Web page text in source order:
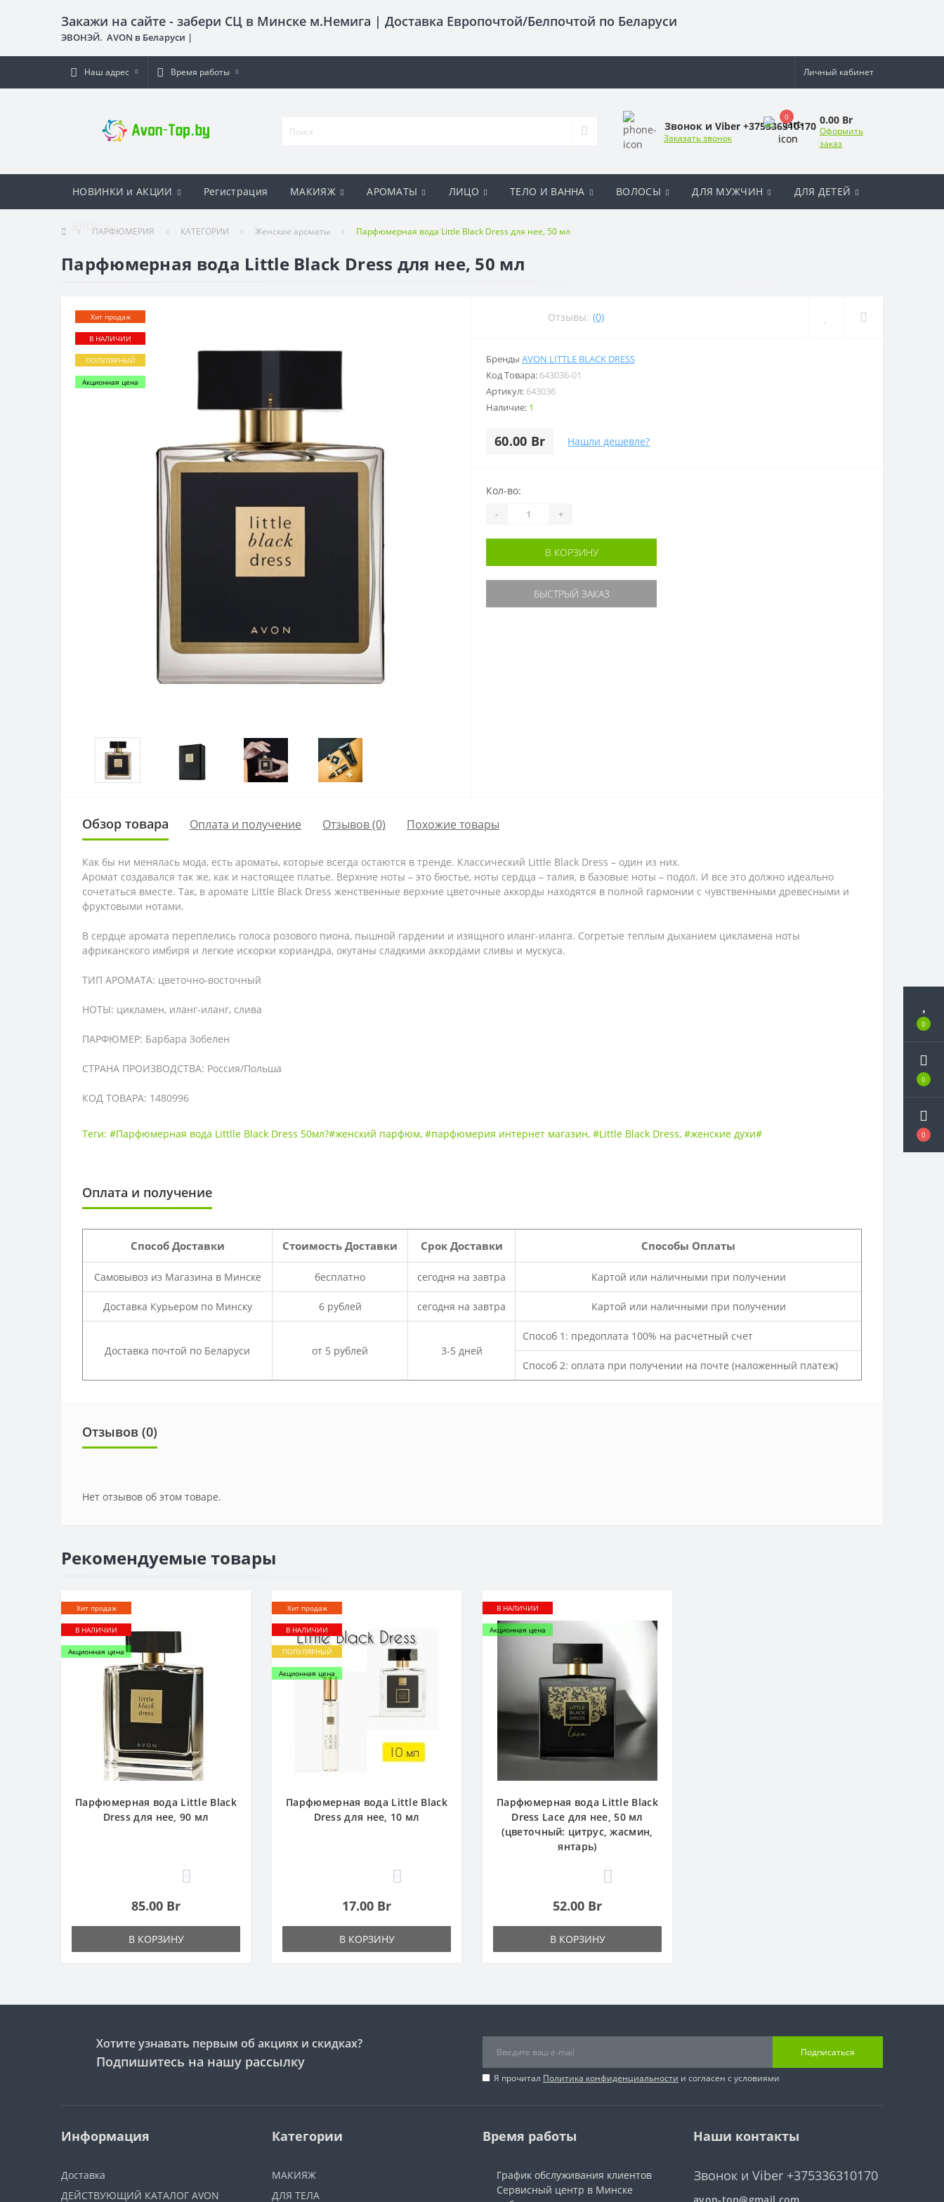
0
0
0
Закажи на сайте - забери СЦ в Минске м.Немига | Доставка Европочтой/Белпочтой по Беларуси
ЭВОНЭЙ. AVON в Беларуси |
Наш адрес Время работы Личный кабинет
Звонок и Viber +375336310170
Заказать звонок
0 0.00 Br
Оформить
заказ
НОВИНКИ и АКЦИИ Регистрация МАКИЯЖ АРОМАТЫ ЛИЦО ТЕЛО И ВАННА ВОЛОСЫ ДЛЯ МУЖЧИН ДЛЯ ДЕТЕЙ
БЛОГПАРФЮМЕРИЯ КАТЕГОРИИ Женские ароматы Парфюмерная вода Little Black Dress для нее, 50 мл
Парфюмерная вода Little Black Dress для нее, 50 мл
Хит продаж
В НАЛИЧИИ
ПОПУЛЯРНЫЙ
Акционная цена
Отзывы: (0)
Бренды AVON LITTLE BLACK DRESS
Код Товара: 643036-01
Артикул: 643036
Наличие: 1
60.00 Br Нашли дешевле?
Кол-во:
- +
В КОРЗИНУ
БЫСТРЫЙ ЗАКАЗ
Обзор товара Оплата и получение Отзывов (0) Похожие товары
Как бы ни менялась мода, есть ароматы, которые всегда остаются в тренде. Классический Little Black Dress – один из них.
Аромат создавался так же, как и настоящее платье. Верхние ноты – это бюстье, ноты сердца – талия, в базовые ноты – подол. И все это должно идеально
сочетаться вместе. Так, в аромате Little Black Dress женственные верхние цветочные аккорды находятся в полной гармонии с чувственными древесными и
фруктовыми нотами.
В сердце аромата переплелись голоса розового пиона, пышной гардении и изящного иланг-иланга. Согретые теплым дыханием цикламена ноты
африканского имбиря и легкие искорки кориандра, окутаны сладкими аккордами сливы и мускуса.
ТИП АРОМАТА: цветочно-восточный
НОТЫ: цикламен, иланг-иланг, слива
ПАРФЮМЕР: Барбара Зобелен
СТРАНА ПРОИЗВОДСТВА: Россия/Польша
КОД ТОВАРА: 1480996
Теги: #Парфюмерная вода Littlle Black Dress 50мл?#женский парфюм, #парфюмерия интернет магазин, #Little Black Dress, #женские духи#
Оплата и получение
Способ Доставки Стоимость Доставки Срок Доставки Способы Оплаты
Самовывоз из Магазина в Минске бесплатно сегодня на завтра Картой или наличными при получении
Доставка Курьером по Минску 6 рублей сегодня на завтра Картой или наличными при получении
Доставка почтой по Беларуси от 5 рублей 3-5 дней
Способ 1: предоплата 100% на расчетный счет
Способ 2: оплата при получении на почте (наложенный платеж)
Отзывов (0)
Нет отзывов об этом товаре.
Рекомендуемые товары
Хит продаж
В НАЛИЧИИ
Акционная цена
Парфюмерная вода Little Black
Dress для нее, 90 мл
85.00 Br
В КОРЗИНУ
Хит продаж
В НАЛИЧИИ
ПОПУЛЯРНЫЙ
Акционная цена
Парфюмерная вода Little Black
Dress для нее, 10 мл
17.00 Br
В КОРЗИНУ
В НАЛИЧИИ
Акционная цена
Парфюмерная вода Little Black
Dress Lace для нее, 50 мл
(цветочный: цитрус, жасмин,
янтарь)
52.00 Br
В КОРЗИНУ
Хотите узнавать первым об акциях и скидках?
Подпишитесь на нашу рассылку
Подписаться
Я прочитал Политика конфиденциальности и согласен с условиями
Информация
Доставка
ДЕЙСТВУЮЩИЙ КАТАЛОГ AVON
Категории
МАКИЯЖ
ДЛЯ ТЕЛА
Время работы
График обслуживания клиентов
Сервисный центр в Минске
Наши контакты
Звонок и Viber +375336310170